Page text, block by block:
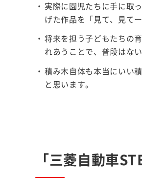
実際に園児たちに手に取
げた作品を「見て、見て
将来を担う子どもたちの
れあうことで、普段はな
積み木自体も本当にいい
と思います。
「三菱自動車